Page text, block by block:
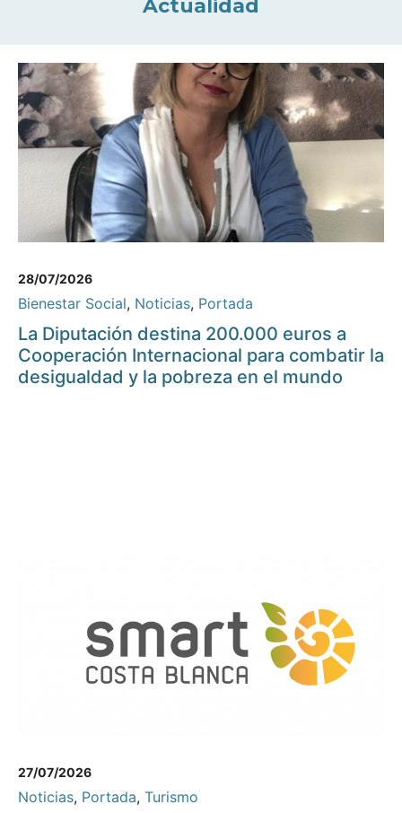
Actualidad
28/07/2026
Bienestar Social, Noticias, Portada
La Diputación destina 200.000 euros a
Cooperación Internacional para combatir la
desigualdad y la pobreza en el mundo
27/07/2026
Noticias, Portada, Turismo